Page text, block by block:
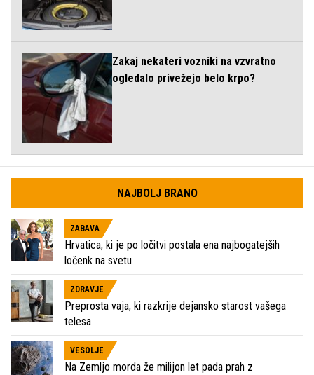
Zakaj nekateri vozniki na vzvratno
ogledalo privežejo belo krpo?
NAJBOLJ BRANO
ZABAVA
Hrvatica, ki je po ločitvi postala ena najbogatejših
ločenk na svetu
ZDRAVJE
Preprosta vaja, ki razkrije dejansko starost vašega
telesa
VESOLJE
Na Zemljo morda že milijon let pada prah z